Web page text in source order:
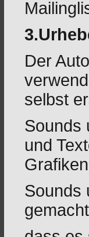
Der
selbst
Sounds
und
Sounds